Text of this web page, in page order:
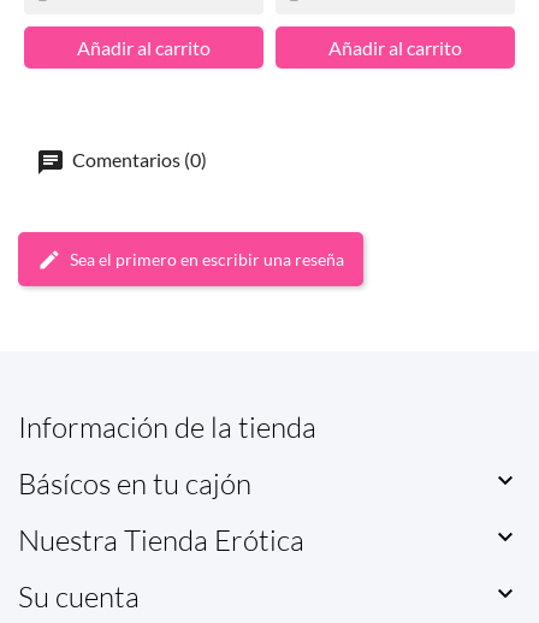
Añadir al carrito Añadir al carrito
Comentarios (0)
Sea el primero en escribir una reseña
Información de la tienda
Básícos en tu cajón

Nuestra Tienda Erótica 
Su cuenta 